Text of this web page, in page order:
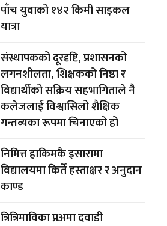
पाँच युवाको १४२ किमी साइकल
यात्रा
संस्थापकको दूरदृष्टि, प्रशासनको
लगनशीलता, शिक्षकको निष्ठा र
विद्यार्थीको सक्रिय सहभागिताले नै
कलेजलाई विश्वासिलो शैक्षिक
गन्तव्यका रूपमा चिनाएको हो
निमित्त हाकिमकै इसारामा
विद्यालयमा किर्ते हस्ताक्षर र अनुदान
काण्ड
त्रित्रिमाविका प्रअमा दवाडी